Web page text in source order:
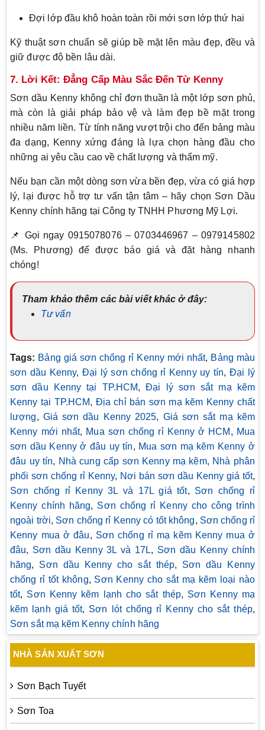
Đợi lớp đầu khô hoàn toàn rồi mới sơn lớp thứ hai
Kỹ thuật sơn chuẩn sẽ giúp bề mặt lên màu đẹp, đều và
giữ được độ bền lâu dài.
7. Lời Kết: Đẳng Cấp Màu Sắc Đến Từ Kenny
Sơn dầu Kenny không chỉ đơn thuần là một lớp sơn phủ,
mà còn là giải pháp bảo vệ và làm đẹp bề mặt trong
nhiều năm liền. Từ tính năng vượt trội cho đến bảng màu
đa dạng, Kenny xứng đáng là lựa chọn hàng đầu cho
những ai yêu cầu cao về chất lượng và thẩm mỹ.
Nếu bạn cần một dòng sơn vừa bền đẹp, vừa có giá hợp
lý, lại được hỗ trợ tư vấn tận tâm – hãy chọn Sơn Dầu
Kenny chính hãng tại Công ty TNHH Phương Mỹ Lợi.
📌 Gọi ngay 0915078076 – 0703446967 – 0979145802
(Ms. Phương) để được báo giá và đặt hàng nhanh
chóng!
Tham khảo thêm các bài viết khác ở đây:
Tư vấn
Tags: Bảng giá sơn chống rỉ Kenny mới nhất, Bảng màu
sơn dầu Kenny, Đại lý sơn chống rỉ Kenny uy tín, Đại lý
sơn dầu Kenny tại TP.HCM,Đại lý sơn sắt mạ kẽm
Kenny tại TP.HCM, Địa chỉ bán sơn mạ kẽm Kenny chất
lượng, Giá sơn dầu Kenny 2025, Giá sơn sắt mạ kẽm
Kenny mới nhất, Mua sơn chống rỉ Kenny ở HCM , Mua
sơn dầu Kenny ở đâu uy tín, Mua sơn mạ kẽm Kenny ở
đâu uy tín, Nhà cung cấp sơn Kenny mạ kẽm, Nhà phân
phối sơn chống rỉ Kenny, Nơi bán sơn dầu Kenny giá tốt,
Sơn chống rỉ Kenny 3L và 17L giá tốt, Sơn chống rỉ
Kenny chính hãng, Sơn chống rỉ Kenny cho công trình
ngoài trời, Sơn chống rỉ Kenny có tốt không, Sơn chống rỉ
Kenny mua ở đâu, Sơn chống rỉ mạ kẽm Kenny mua ở
đâu, Sơn dầu Kenny 3L và 17L, Sơn dầu Kenny chính
hãng, Sơn dầu Kenny cho sắt thép, Sơn dầu Kenny
chống rỉ tốt không, Sơn Kenny cho sắt mạ kẽm loại nào
tốt, Sơn Kenny kẽm lạnh cho sắt thép, Sơn Kenny mạ
kẽm lạnh giá tốt, Sơn lót chống rỉ Kenny cho sắt thép,
Sơn sắt mạ kẽm Kenny chính hãng
NHÀ SẢN XUẤT SƠN
Sơn Bạch Tuyết
Sơn Toa